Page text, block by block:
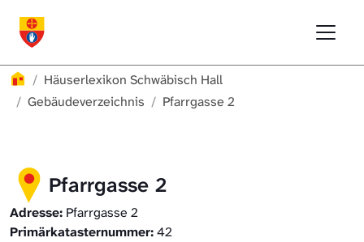
Häuserlexikon
Häuserlexikon Schwäbisch Hall
Gebäudeverzeichnis
Pfarrgasse 2
Pfarrgasse 2
Adresse: Pfarrgasse 2
Primärkatasternummer:42
Häuserlexikon Steinbach
Digitale Nachschlagewerke